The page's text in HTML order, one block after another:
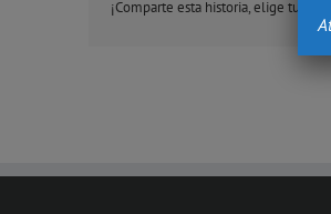
¡Comparte esta historia, elige tu